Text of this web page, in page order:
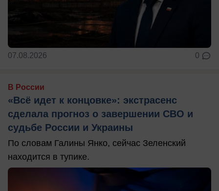
07.08.2026 0
В России
«Всё идет к концовке»: экстрасенс
сделала прогноз о завершении СВО и
судьбе России и Украины
По словам Галины Янко, сейчас Зеленский
находится в тупике.